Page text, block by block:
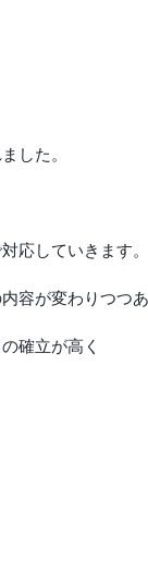
した。
応していきます。
容が変わりつつあ
確立が高く